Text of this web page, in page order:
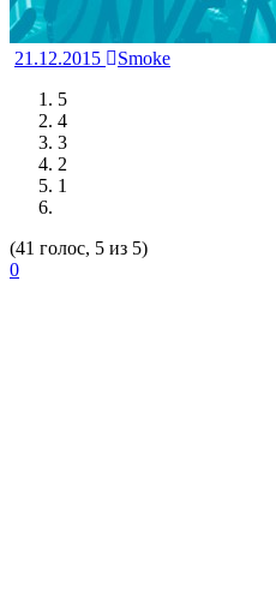
21.12.2015
Smoke
5
4
3
2
1
(41 голос, 5 из 5)
0